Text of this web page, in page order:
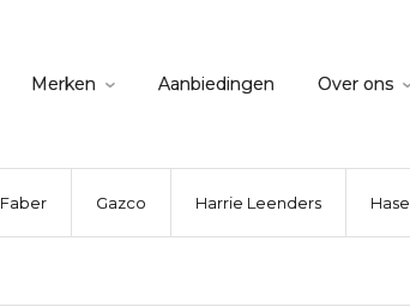
Merken Aanbiedingen Over ons
Faber Gazco Harrie Leenders Hase